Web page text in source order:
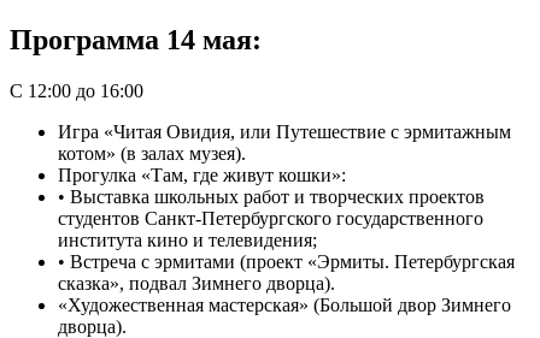
Программа 14 мая:
C 12:00 до 16:00
Игра «Читая Овидия, или Путешествие с эрмитажным
котом» (в залах музея).
Прогулка «Там, где живут кошки»:
• Выставка школьных работ и творческих проектов
студентов Санкт-Петербургского государственного
института кино и телевидения;
• Встреча с эрмитами (проект «Эрмиты. Петербургская
сказка», подвал Зимнего дворца).
«Художественная мастерская» (Большой двор Зимнего
дворца).